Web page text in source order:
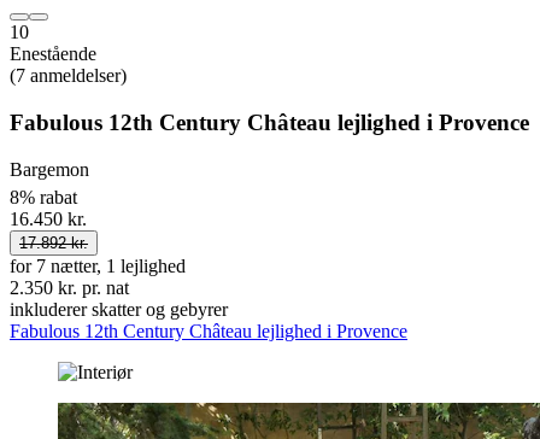
10
Enestående
(7 anmeldelser)
Fabulous 12th Century Château lejlighed i Provence
Bargemon
8% rabat
16.450 kr.
17.892 kr.
for 7 nætter, 1 lejlighed
2.350 kr. pr. nat
inkluderer skatter og gebyrer
Fabulous 12th Century Château lejlighed i Provence